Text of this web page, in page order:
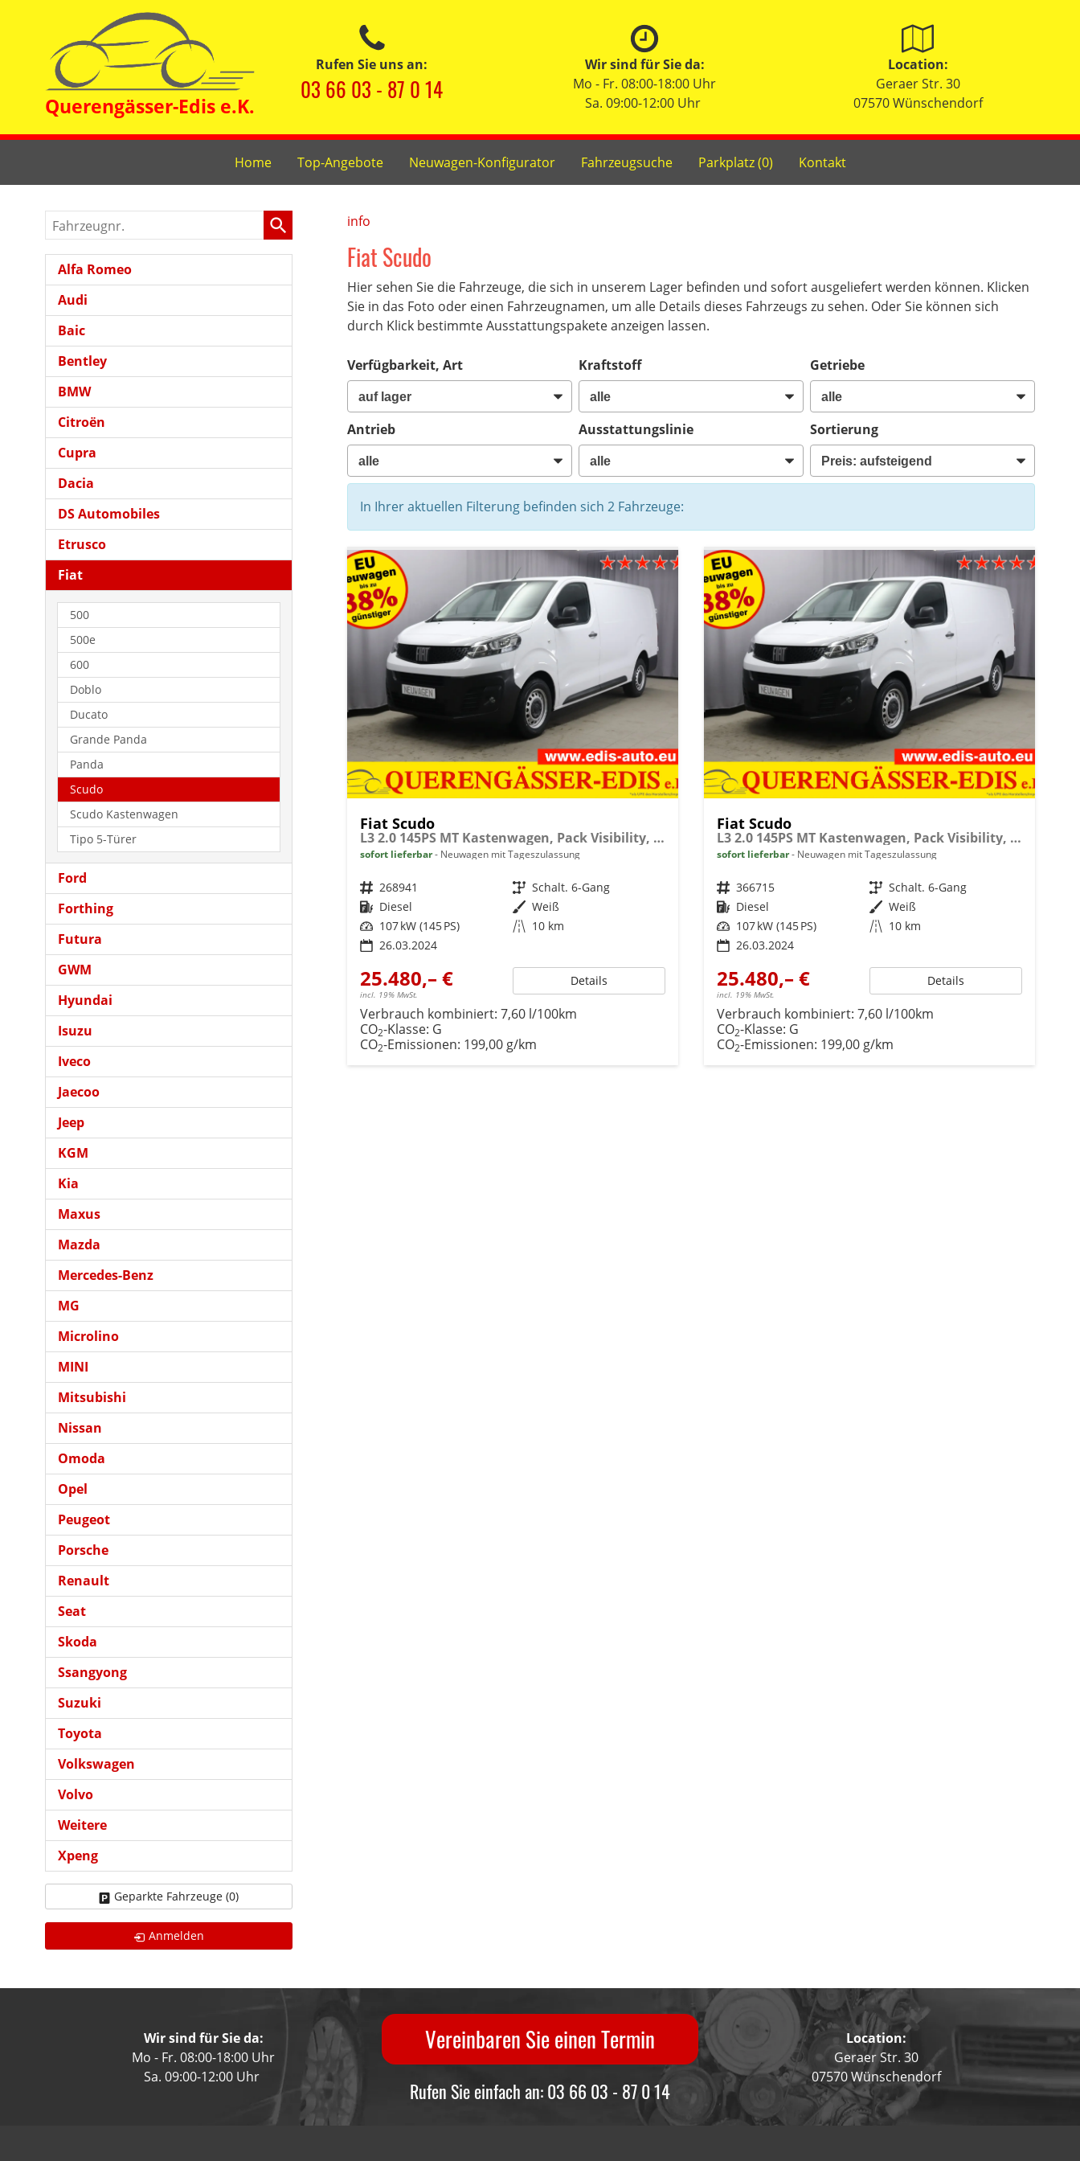
Rufen Sie uns an:
03 66 03 - 87 0 14
Wir sind für Sie da:
Mo - Fr. 08:00-18:00 Uhr
Sa. 09:00-12:00 Uhr
Location:
Geraer Str. 30
07570 Wünschendorf
Home Top-Angebote Neuwagen-Konfigurator Fahrzeugsuche Parkplatz (0) Kontakt
info
Fiat Scudo
Hier sehen Sie die Fahrzeuge, die sich in unserem Lager befinden und sofort ausgeliefert werden können. Klicken
Sie in das Foto oder einen Fahrzeugnamen, um alle Details dieses Fahrzeugs zu sehen. Oder Sie können sich
durch Klick bestimmte Ausstattungspakete anzeigen lassen.
Verfügbarkeit, Art Kraftstoff Getriebe
Antrieb Ausstattungslinie Sortierung
In Ihrer aktuellen Filterung befinden sich 2Fahrzeuge:
Fiat Scudo
L3 2.0 145PS MT Kastenwagen, Pack Visibility, Klimaanlage, Heckflügeltüren, Radio DAB, Einparkhilfe hinten, Berganfahrhilfe, vollwertiges Ersatzrad, Nebelscheinwerfer, 16" Stahlfelgen, uvm.
sofort lieferbar Neuwagen mit Tageszulassung
Fahrzeugnr. 268941 Getriebe Schalt. 6-Gang
Kraftstoff Diesel Außenfarbe Weiß
Leistung 107 kW (145 PS) Kilometerstand 10 km
26.03.2024
25.480,– €
incl. 19% MwSt.
Details
Verbrauch kombiniert: 7,60 l/100km
CO2-Klasse: G
CO2-Emissionen: 199,00 g/km
Fiat Scudo
L3 2.0 145PS MT Kastenwagen, Pack Visibility, Klimaanlage, Heckflügeltüren, Radio DAB, Einparkhilfe hinten, Berganfahrhilfe, vollwertiges Ersatzrad, Nebelscheinwerfer, 16" Stahlfelgen, uvm.
sofort lieferbar Neuwagen mit Tageszulassung
Fahrzeugnr. 366715 Getriebe Schalt. 6-Gang
Kraftstoff Diesel Außenfarbe Weiß
Leistung 107 kW (145 PS) Kilometerstand 10 km
26.03.2024
25.480,– €
incl. 19% MwSt.
Details
Verbrauch kombiniert: 7,60 l/100km
CO2-Klasse: G
CO2-Emissionen: 199,00 g/km
Fahrzeugnr.
Alfa Romeo
Audi
Baic
Bentley
BMW
Citroën
Cupra
Dacia
DS Automobiles
Etrusco
Fiat
500
500e
600
Doblo
Ducato
Grande Panda
Panda
Scudo
Scudo Kastenwagen
Tipo 5-Türer
Ford
Forthing
Futura
GWM
Hyundai
Isuzu
Iveco
Jaecoo
Jeep
KGM
Kia
Maxus
Mazda
Mercedes-Benz
MG
Microlino
MINI
Mitsubishi
Nissan
Omoda
Opel
Peugeot
Porsche
Renault
Seat
Skoda
Ssangyong
Suzuki
Toyota
Volkswagen
Volvo
Weitere
Xpeng
Geparkte Fahrzeuge (0)
Anmelden
Wir sind für Sie da:
Mo - Fr. 08:00-18:00 Uhr
Sa. 09:00-12:00 Uhr
Vereinbaren Sie einen Termin
Rufen Sie einfach an: 03 66 03 - 87 0 14
Location:
Geraer Str. 30
07570 Wünschendorf